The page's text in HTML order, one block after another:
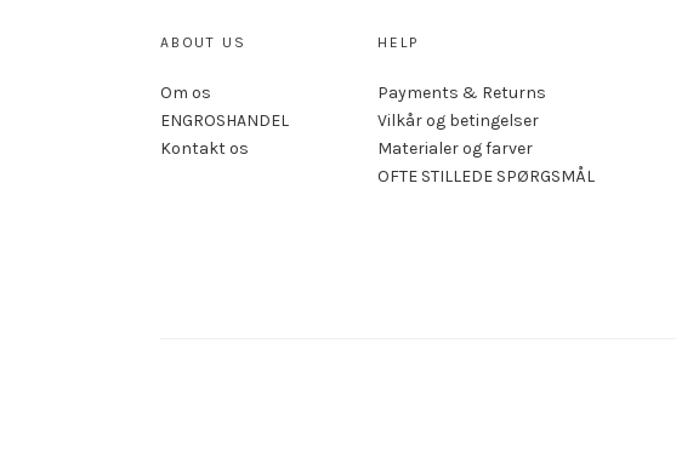
ABOUT US
Om os
ENGROSHANDEL
Kontakt os
HELP
Payments & Returns
Vilkår og betingelser
Materialer og farver
OFTE STILLEDE SPØRGSMÅL